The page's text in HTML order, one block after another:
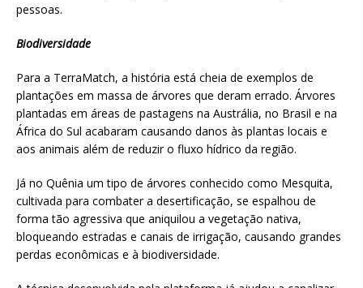
pessoas.
Biodiversidade
Para a TerraMatch, a história está cheia de exemplos de
plantações em massa de árvores que deram errado. Árvores
plantadas em áreas de pastagens na Austrália, no Brasil e na
África do Sul acabaram causando danos às plantas locais e
aos animais além de reduzir o fluxo hídrico da região.
Já no Quênia um tipo de árvores conhecido como Mesquita,
cultivada para combater a desertificação, se espalhou de
forma tão agressiva que aniquilou a vegetação nativa,
bloqueando estradas e canais de irrigação, causando grandes
perdas econômicas e à biodiversidade.